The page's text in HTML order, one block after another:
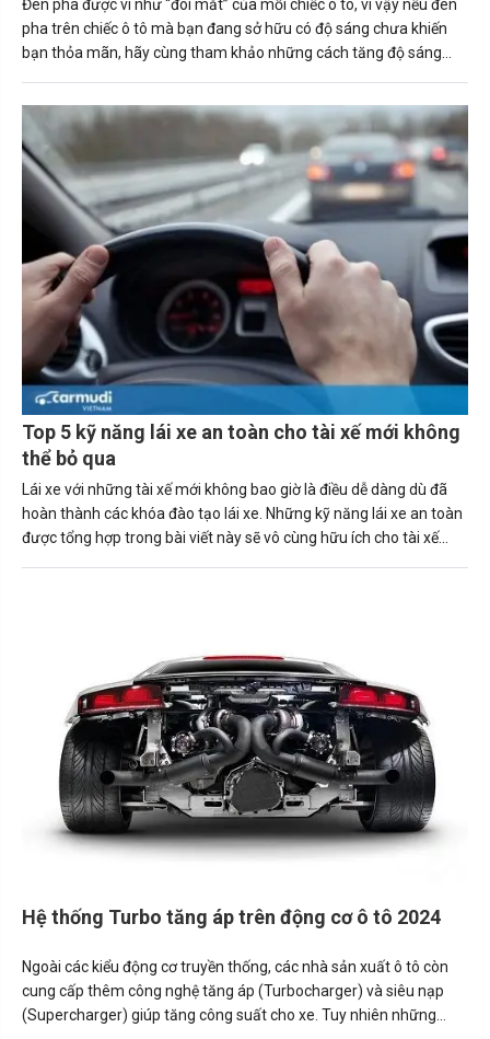
Đèn pha được ví như “đôi mắt” của mỗi chiếc ô tô, vì vậy nếu đèn
pha trên chiếc ô tô mà bạn đang sở hữu có độ sáng chưa khiến
bạn thỏa mãn, hãy cùng tham khảo những cách tăng độ sáng
Top 5 kỹ năng lái xe an toàn cho tài xế mới không
thể bỏ qua
Lái xe với những tài xế mới không bao giờ là điều dễ dàng dù đã
hoàn thành các khóa đào tạo lái xe. Những kỹ năng lái xe an toàn
được tổng hợp trong bài viết này sẽ vô cùng hữu ích cho tài xế
Hệ thống Turbo tăng áp trên động cơ ô tô 2024
Ngoài các kiểu động cơ truyền thống, các nhà sản xuất ô tô còn
cung cấp thêm công nghệ tăng áp (Turbocharger) và siêu nạp
(Supercharger) giúp tăng công suất cho xe. Tuy nhiên những